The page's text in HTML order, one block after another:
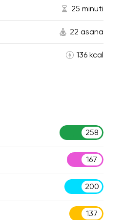
25 minuti
22 asana
136 kcal
258
167
200
137